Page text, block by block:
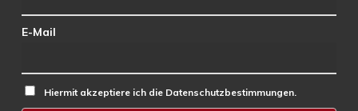
E-Mail
Hiermit akzeptiere ich die Datenschutzbestimmungen.